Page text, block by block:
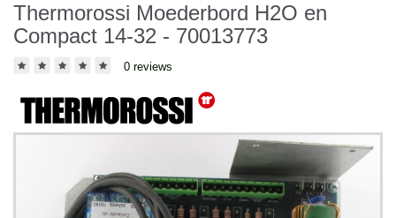
Thermorossi Moederbord H2O en
Compact 14-32 - 70013773
0 reviews